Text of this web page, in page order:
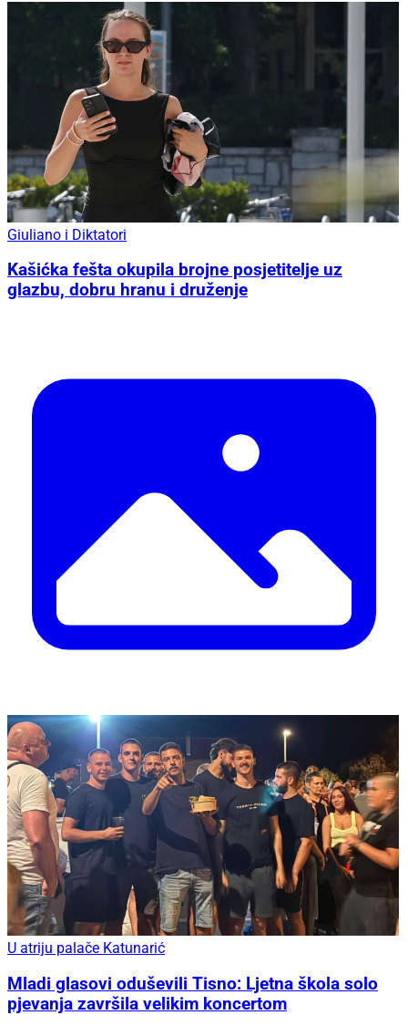
Giuliano i Diktatori
Kašićka fešta okupila brojne posjetitelje uz
glazbu, dobru hranu i druženje
U atriju palače Katunarić
Mladi glasovi oduševili Tisno: Ljetna škola solo
pjevanja završila velikim koncertom